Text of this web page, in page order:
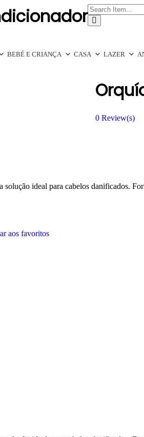
BEBÉ E CRIANÇA CASA LAZER
0 Review(s)
ideal para cabelos danificados.
aos favoritos